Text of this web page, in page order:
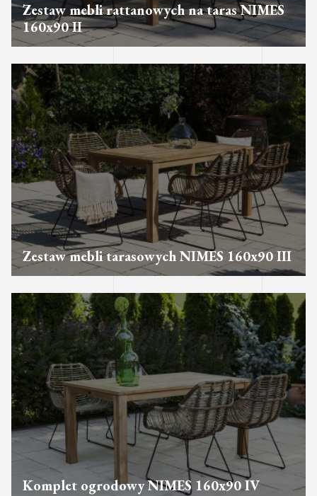
Zestaw mebli rattanowych na taras NIMES
160x90 II
Zestaw mebli tarasowych NIMES 160x90 III
Komplet ogrodowy NIMES 160x90 IV